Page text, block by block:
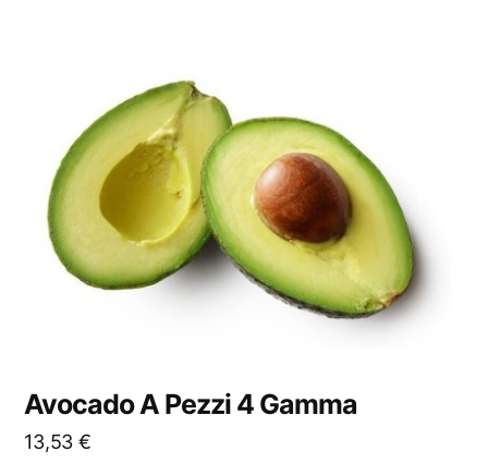
Avocado A Pezzi 4 Gamma
13,53 €